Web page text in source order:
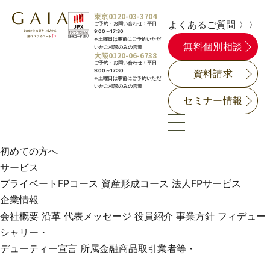
東京0120-03-3704
ご予約・お問い合わせ：平日
9:00～17:30
※土曜日は事前にご予約いただ
いたご相談のみの営業
大阪0120-06-6738
ご予約・お問い合わせ：平日
9:00～17:30
※土曜日は事前にご予約いただ
いたご相談のみの営業
よくあるご質問 〉〉
無料個別相談
資料請求
セミナー情報
初めての方へ
サービス
プライベートFPコース 資産形成コース 法人FPサービス
企業情報
会社概要 沿革 代表メッセージ 役員紹介 事業方針 フィデュー
シャリー・
デューティー宣言 所属金融商品取引業者等・